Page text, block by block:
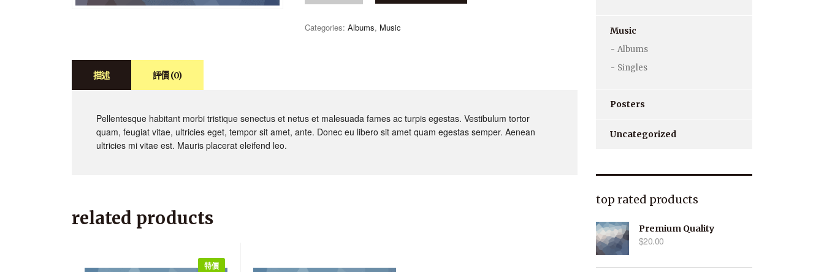
Categories: Albums, Music
描述 評價 (0)
Pellentesque habitant morbi tristique senectus et netus et malesuada fames ac turpis egestas. Vestibulum tortor
quam, feugiat vitae, ultricies eget, tempor sit amet, ante. Donec eu libero sit amet quam egestas semper. Aenean
ultricies mi vitae est. Mauris placerat eleifend leo.
related products
特價
Music
Albums
Singles
Posters
Uncategorized
top rated products
Premium Quality
$20.00